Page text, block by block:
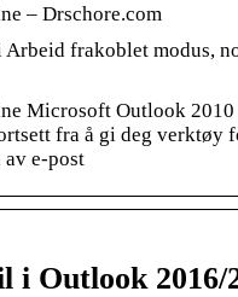
– Drschore.com
frakoblet modus,
Microsoft Outlook 2010
fra å gi deg verktøy
av e-post
i Outlook 2016/